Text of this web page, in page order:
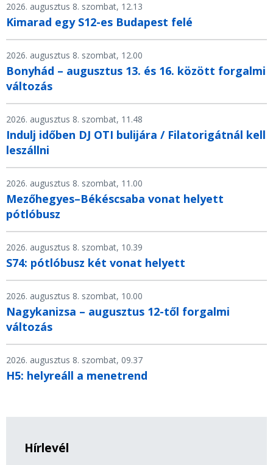
2026. augusztus 8. szombat, 12.13
Kimarad egy S12-es Budapest felé
2026. augusztus 8. szombat, 12.00
Bonyhád – augusztus 13. és 16. között forgalmi
változás
2026. augusztus 8. szombat, 11.48
Indulj időben DJ OTI bulijára / Filatorigátnál kell
leszállni
2026. augusztus 8. szombat, 11.00
Mezőhegyes–Békéscsaba vonat helyett
pótlóbusz
2026. augusztus 8. szombat, 10.39
S74: pótlóbusz két vonat helyett
2026. augusztus 8. szombat, 10.00
Nagykanizsa – augusztus 12-től forgalmi
változás
2026. augusztus 8. szombat, 09.37
H5: helyreáll a menetrend
Hírlevél